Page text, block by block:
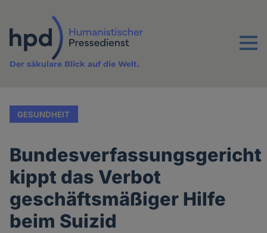
Inhalt
Menu
Der säkulare Blick auf die Welt.
GESUNDHEIT
Bundesverfassungsgericht
kippt das Verbot
geschäftsmäßiger Hilfe
beim Suizid